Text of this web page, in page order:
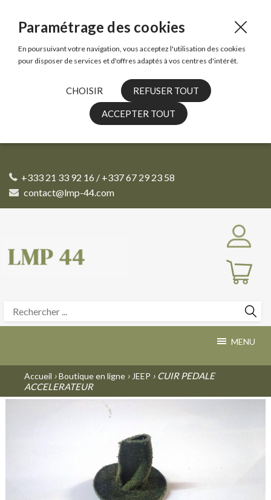
+333 21 33 92 16 / +337 67 29 23 58
contact@lmp-44.com
MENU
Accueil ›Boutique en ligne › JEEP › CUIR PEDALE
ACCELERATEUR
Paramétrage des cookies
En poursuivant votre navigation, vous acceptez l'utilisation des cookies
pour disposer de services et d'offres adaptés à vos centres d'intérêt.
CHOISIR REFUSER TOUT
ACCEPTER TOUT